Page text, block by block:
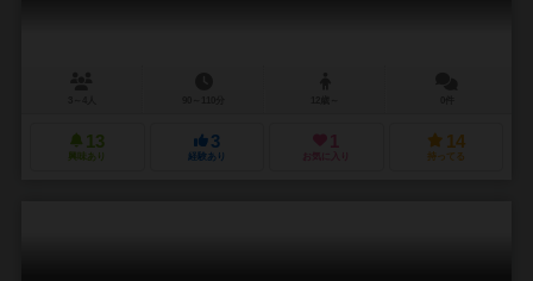
13
興味あり
3
経験あり
1
お気に入り
14
持ってる